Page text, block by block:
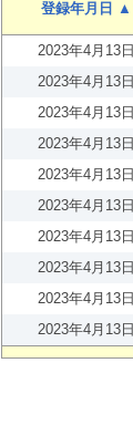
登録年月日 ▲
2023年4月13日
2023年4月13日
2023年4月13日
2023年4月13日
2023年4月13日
2023年4月13日
2023年4月13日
2023年4月13日
2023年4月13日
2023年4月13日